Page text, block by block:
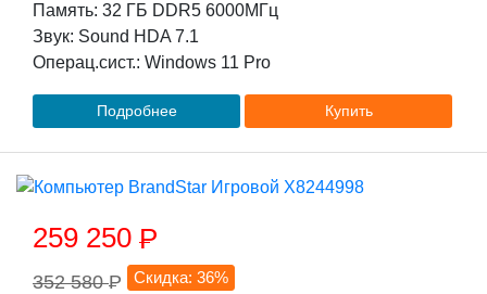
Память: 32 ГБ DDR5 6000МГц
Звук: Sound HDA 7.1
Операц.сист.: Windows 11 Pro
Подробнее Купить
259 250 P
352 580P Скидка: 36%